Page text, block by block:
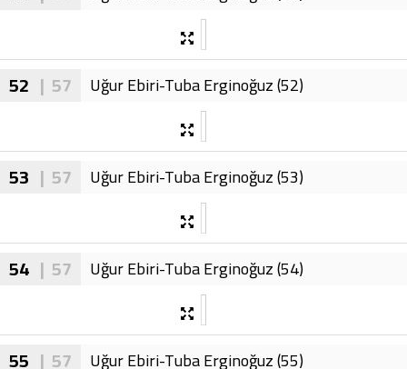
52 | 57 Uğur Ebiri-Tuba Erginoğuz (52)
53 | 57 Uğur Ebiri-Tuba Erginoğuz (53)
54 | 57 Uğur Ebiri-Tuba Erginoğuz (54)
55 | 57 Uğur Ebiri-Tuba Erginoğuz (55)